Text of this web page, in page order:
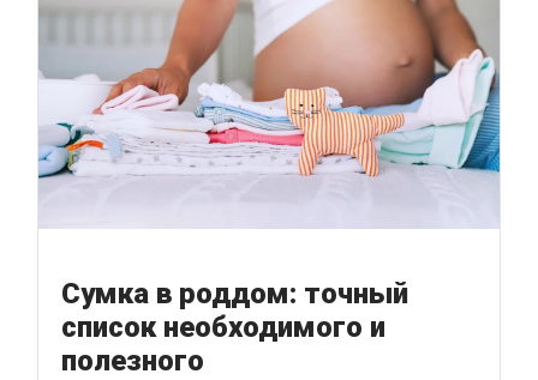
Сумка в роддом: точный
список необходимого и
полезного